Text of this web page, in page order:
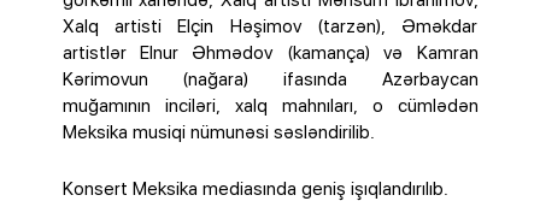
Xalq artisti Elçin Həşimov (tarzən), Əməkdar
artistlər Elnur Əhmədov (kamança) və Kamran
Kərimovun (nağara) ifasında Azərbaycan
muğamının inciləri, xalq mahnıları, o cümlədən
Meksika musiqi nümunəsi səsləndirilib.
Konsert Meksika mediasında geniş işıqlandırılıb.